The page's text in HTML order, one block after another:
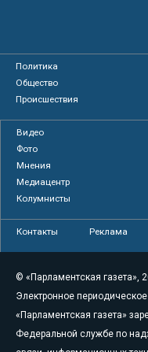
Политика
Общество
Происшествия
Видео
Фото
Мнения
Медиацентр
Колумнисты
Контакты Реклама
© «Парламентская газета»,
Электронное
«Парламентская газета»
Федеральной службе по